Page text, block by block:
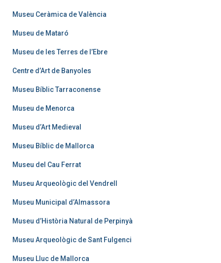
Museu Ceràmica de València
Museu de Mataró
Museu de les Terres de l’Ebre
Centre d’Art de Banyoles
Museu Bíblic Tarraconense
Museu de Menorca
Museu d’Art Medieval
Museu Bíblic de Mallorca
Museu del Cau Ferrat
Museu Arqueològic del Vendrell
Museu Municipal d’Almassora
Museu d’Història Natural de Perpinyà
Museu Arqueològic de Sant Fulgenci
Museu Lluc de Mallorca